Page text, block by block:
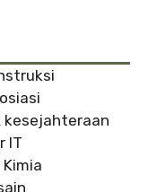
kesejahteraan
IT